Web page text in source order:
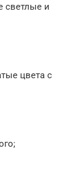
светлые и
цвета с